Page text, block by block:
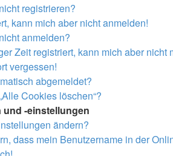
registrieren?
kann mich aber nicht anmelden!
anmelden?
Zeit registriert, kann mich aber nicht
vergessen!
abgemeldet?
Cookies löschen“?
und -einstellungen
ändern?
dass mein Benutzername in der